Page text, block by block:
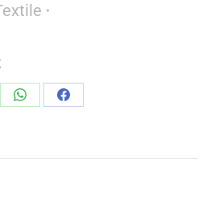
ПоделитьсяПоделиться